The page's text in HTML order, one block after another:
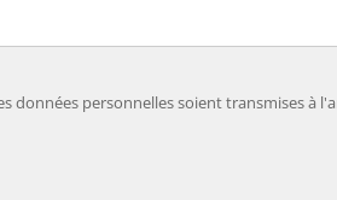
données personnelles soient transmises à